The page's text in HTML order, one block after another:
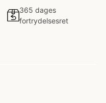
365 dages
fortrydelsesret